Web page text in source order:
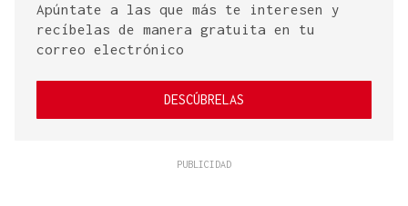
Apúntate a las que más te interesen y
recíbelas de manera gratuita en tu
correo electrónico
DESCÚBRELAS